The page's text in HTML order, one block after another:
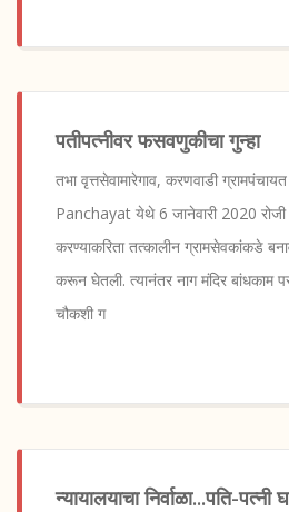
पतीपत्नीवर फसवणुकीचा गुन्हा
तभा वृत्तसेवामारेगाव, करणवाडी
Panchayat येथे 6 जानेवारी 2020 रोजी
करण्याकरिता तत्कालीन ग्रामसेवकांकडे
करून घेतली. त्यानंतर नाग मंदिर बांधकाम
चौकशी ग
न्यायालयाचा निर्वाळा...पति-